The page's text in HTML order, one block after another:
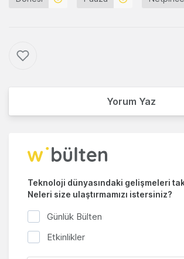
Yorum Yaz
Teknoloji dünyasındaki gelişmeleri
Neleri size ulaştırmamızı istersiniz?
Günlük Bülten
Etkinlikler